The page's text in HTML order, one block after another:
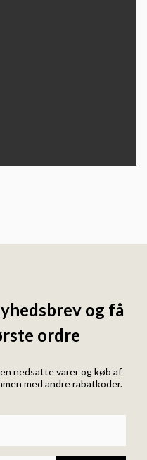
og få
ordre
nedsatte varer og køb af
med andre rabatkoder.